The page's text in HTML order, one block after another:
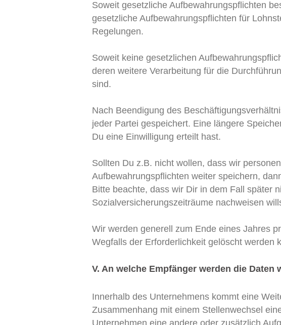
Soweit gesetzliche Aufbewahrungspflichten
gesetzliche Aufbewahrungspflichten für
Regelungen.
Soweit keine gesetzlichen
deren weitere Verarbeitung für die
sind.
Nach Beendigung des
jeder Partei gespeichert. Eine längere
Du eine Einwilligung erteilt hast.
Sollten Du z.B. nicht wollen, dass wir
Aufbewahrungspflichten weiter speichern,
Bitte beachte, dass wir Dir in dem Fall später
Sozialversicherungszeiträume nachweisen
Wir werden generell zum Ende eines Jahres
Wegfalls der Erforderlichkeit gelöscht werden
V. An welche Empfänger werden die Daten
Innerhalb des Unternehmens kommt eine
Zusammenhang mit einem Stellenwechsel
Unternehmen eine andere oder zusätzlich